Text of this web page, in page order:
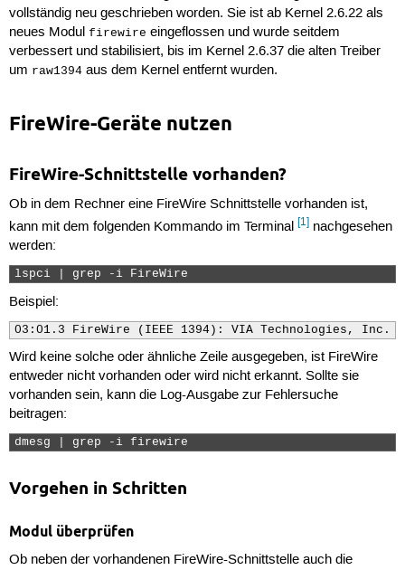
vollständig neu geschrieben worden. Sie ist ab Kernel 2.6.22 als
neues Modul firewire eingeflossen und wurde seitdem
verbessert und stabilisiert, bis im Kernel 2.6.37 die alten Treiber
um raw1394aus dem Kernel entfernt wurden.
FireWire-Geräte nutzen
FireWire-Schnittstelle vorhanden?
Ob in dem Rechner eine FireWire Schnittstelle vorhanden ist,
kann mit dem folgenden Kommando im Terminal [1]nachgesehen
werden:
lspci | grep -i FireWire
Beispiel:
03:01.3 FireWire (IEEE 1394): VIA Technologies, Inc.
Wird keine solche oder ähnliche Zeile ausgegeben, ist FireWire
entweder nicht vorhanden oder wird nicht erkannt. Sollte sie
vorhanden sein, kann die Log-Ausgabe zur Fehlersuche
beitragen:
dmesg | grep -i firewire
Vorgehen in Schritten
Modul überprüfen
Ob neben der vorhandenen FireWire-Schnittstelle auch die